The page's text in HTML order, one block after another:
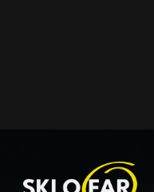
як це часто
заощадити та